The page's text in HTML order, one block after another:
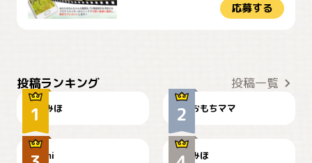
応募する
投稿ランキング 投稿一覧
みほ おもちママ
可愛い？
mi
見てるぞぉ
みほ
ドーベルマンのお友達邸に